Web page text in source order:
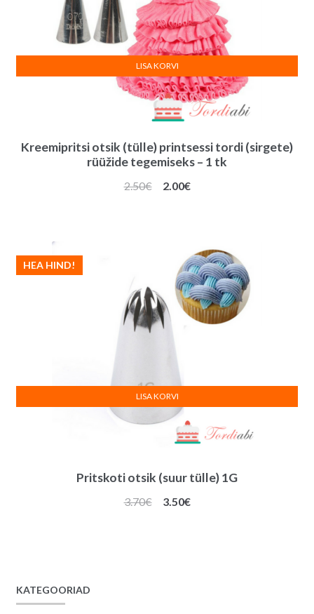
Kreemipritsi otsik (tülle) printsessi tordi (sirgete)
rüüžide tegemiseks – 1 tk
2.50€
Algne
2.00€Praegune
LISA KORVI
Pritskoti otsik (suur tülle) 1G
HEA HIND!
3.70€
Algne
3.50€Praegune
LISA KORVI
KATEGOORIAD